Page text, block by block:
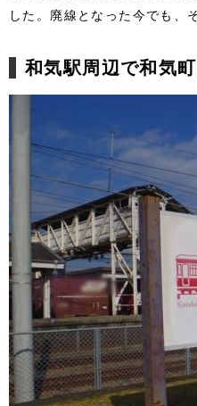
した。廃線となった今でも、
和気駅周辺で和気